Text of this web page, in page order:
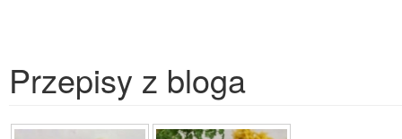
Przepisy z bloga